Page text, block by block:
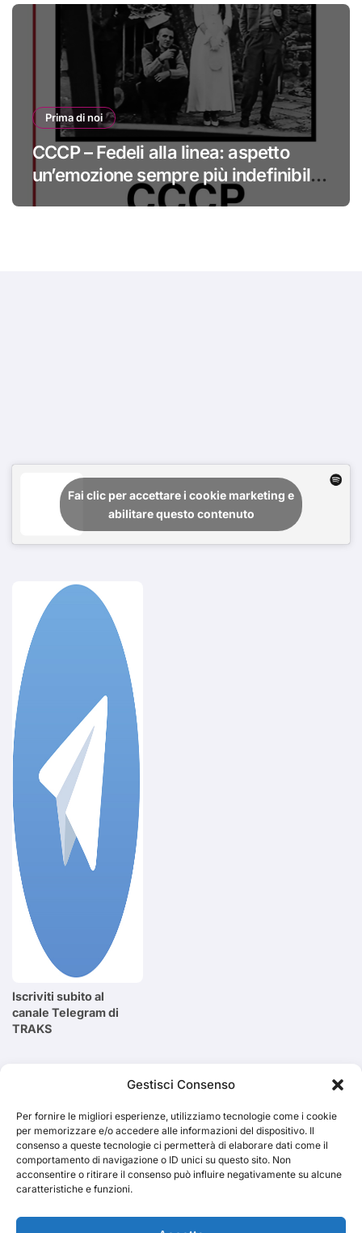
Gestisci Consenso
Per fornire le migliori esperienze, utilizziamo tecnologie come i cookie
per memorizzare e/o accedere alle informazioni del dispositivo. Il
consenso a queste tecnologie ci permetterà di elaborare dati come il
comportamento di navigazione o ID unici su questo sito. Non
acconsentire o ritirare il consenso può influire negativamente su alcune
caratteristiche e funzioni.
Prima di noi
CCCP – Fedeli alla linea: aspetto
un’emozione sempre più indefinibile
#primadinoi
Fai clic per accettare i cookie marketing e
abilitare questo contenuto
Iscriviti subito al
canale Telegram di
TRAKS
Cerca